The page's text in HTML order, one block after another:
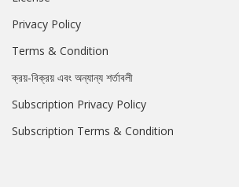
Privacy Policy
Terms & Condition
ক্রয়-বিক্রয় এবং অন্যান্য শর্তাবলী
Subscription Privacy Policy
Subscription Terms & Condition